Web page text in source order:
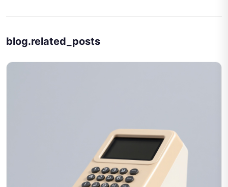
blog.related_posts